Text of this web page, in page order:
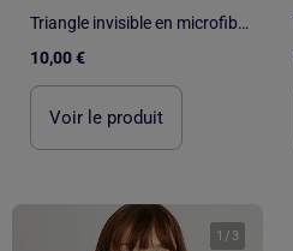
Triangle invisible en microfibre
10,00 €
Voir le produit
1 / 3